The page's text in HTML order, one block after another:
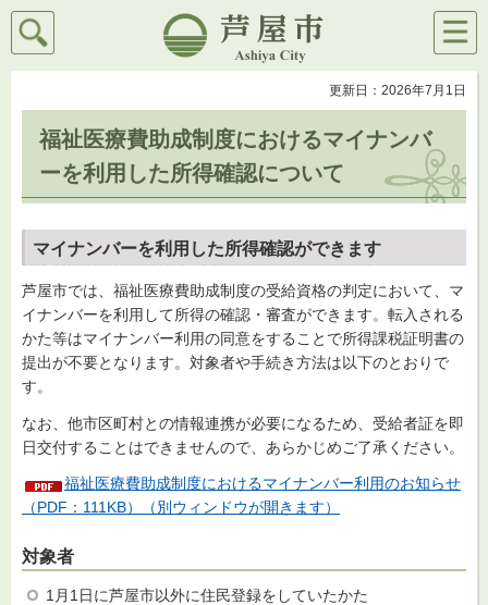
芦屋市
検索
メニ
ュー
更新日：2026年7月1日
福祉医療費助成制度におけるマイナンバ
ーを利用した所得確認について
マイナンバーを利用した所得確認ができます
芦屋市では、福祉医療費助成制度の受給資格の判定において、マ
イナンバーを利用して所得の確認・審査ができます。転入される
かた等はマイナンバー利用の同意をすることで所得課税証明書の
提出が不要となります。対象者や手続き方法は以下のとおりで
す。
なお、他市区町村との情報連携が必要になるため、受給者証を即
日交付することはできませんので、あらかじめご了承ください。
福祉医療費助成制度におけるマイナンバー利用のお知らせ
（PDF：111KB）（別ウィンドウが開きます）
対象者
1月1日に芦屋市以外に住民登録をしていたかた